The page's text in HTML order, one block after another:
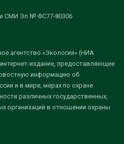
СМИ Эл № ФС77-80306
агентство «Экология» (НИА
издание, предоставляющее
информацию об
и в мире, мерах по охране
различных государственных,
организаций в отношении охраны